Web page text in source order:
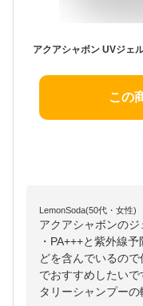
この
LemonSoda(50代・女性)
アクアシャボンの
・PA+++と紫外線
どを含んでいるの
でおすすめしたい
タリーシャンプー